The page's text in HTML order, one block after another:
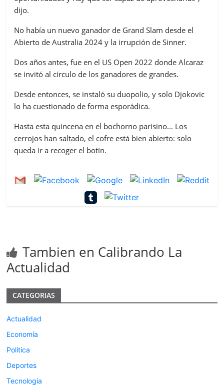
dijo.
No había un nuevo ganador de Grand Slam desde el
Abierto de Australia 2024 y la irrupción de Sinner.
Dos años antes, fue en el US Open 2022 donde Alcaraz
se invitó al círculo de los ganadores de grandes.
Desde entonces, se instaló su duopolio, y solo Djokovic
lo ha cuestionado de forma esporádica.
Hasta esta quincena en el bochorno parisino... Los
cerrojos han saltado, el cofre está bien abierto: solo
queda ir a recoger el botín.
Tambien en Calibrando La
Actualidad
CATEGORIAS
Actualidad
Economía
Politica
Deportes
Tecnologia